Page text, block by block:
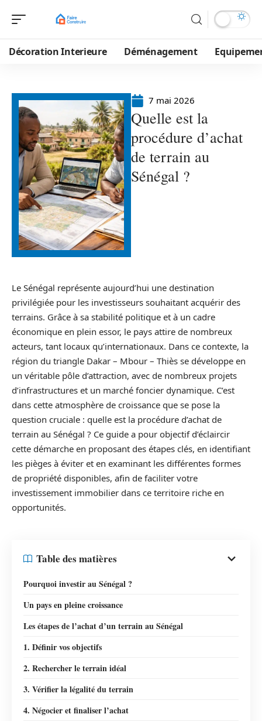
Décoration Interieure Déménagement
7 mai 2026
Quelle est la
procédure d’achat
de terrain au
Sénégal ?
Le Sénégal représente aujourd’hui une destination
privilégiée pour les investisseurs souhaitant acquérir des
terrains. Grâce à sa stabilité politique et à un cadre
économique en plein essor, le pays attire de nombreux
acteurs, tant locaux qu’internationaux. Dans ce contexte, la
région du triangle Dakar – Mbour – Thiès se développe en
un véritable pôle d’attraction, avec de nombreux projets
d’infrastructures et un marché foncier dynamique. C’est
dans cette atmosphère de croissance que se pose la
question cruciale : quelle est la procédure d’achat de
terrain au Sénégal ? Ce guide a pour objectif d’éclaircir
cette démarche en proposant des étapes clés, en identifiant
les pièges à éviter et en examinant les différentes formes
de propriété disponibles, afin de faciliter votre
investissement immobilier dans ce territoire riche en
opportunités.
Table des matières
Pourquoi investir au Sénégal ?
Un pays en pleine croissance
Les étapes de l’achat d’un terrain au Sénégal
1. Définir vos objectifs
2. Rechercher le terrain idéal
3. Vérifier la légalité du terrain
4. Négocier et finaliser l’achat